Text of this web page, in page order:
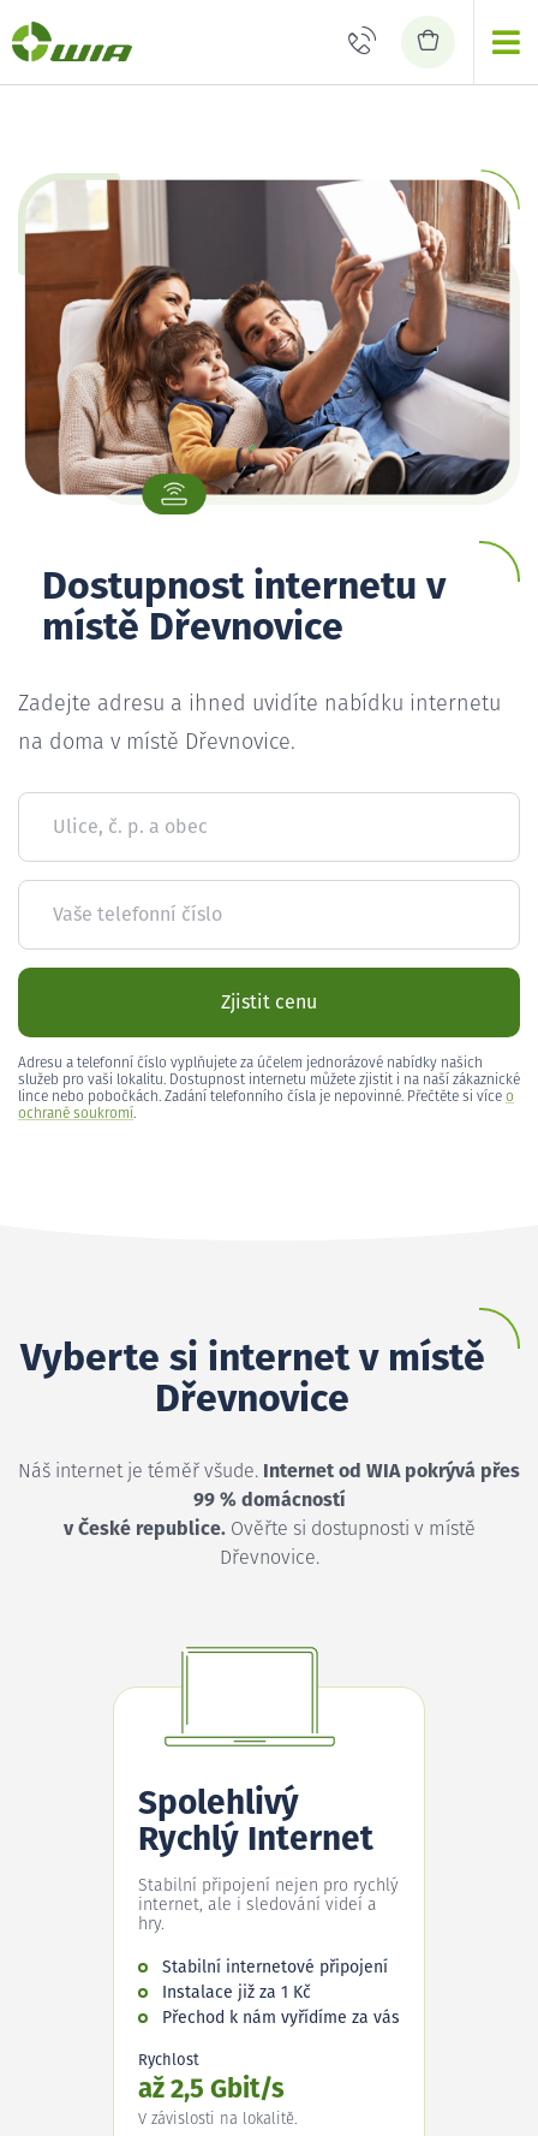
Dostupnost internetu v
místě Dřevnovice
Zadejte adresu a ihned uvidíte nabídku internetu
na doma v místě Dřevnovice.
Ulice, č. p. a obec
Vaše telefonní číslo
Zjistit cenu
Adresu a telefonní číslo vyplňujete za účelem jednorázové nabídky našich
služeb pro vaši lokalitu. Dostupnost internetu můžete zjistit i na naší zákaznické
lince nebo pobočkách. Zadání telefonního čísla je nepovinné. Přečtěte si více o
ochraně soukromí.
Vyberte si internet v místě
Dřevnovice
Náš internet je téměř všude. Internet od WIA pokrývá přes
99 % domácností
v České republice.Ověřte si dostupnosti v místě
Dřevnovice.
Spolehlivý
Rychlý Internet
Stabilní připojení nejen pro rychlý
internet, ale i sledování videí a
hry.
Stabilní internetové připojení
Instalace již za 1 Kč
Přechod k nám vyřídíme za vás
Rychlost
až 2,5 Gbit/s
V závislosti na lokalitě.